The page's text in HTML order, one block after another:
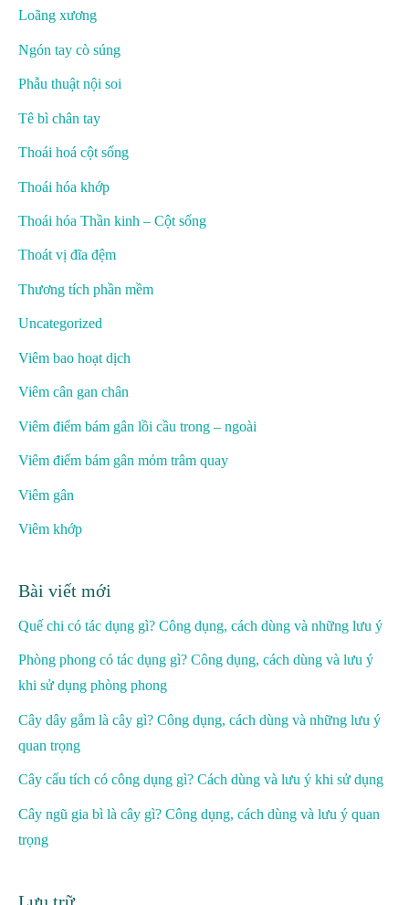
Loãng xương
Ngón tay cò súng
Phẫu thuật nội soi
Tê bì chân tay
Thoái hoá cột sống
Thoái hóa khớp
Thoái hóa Thần kinh – Cột sống
Thoát vị đĩa đệm
Thương tích phần mềm
Uncategorized
Viêm bao hoạt dịch
Viêm cân gan chân
Viêm điểm bám gân lồi cầu trong – ngoài
Viêm điểm bám gân mỏm trâm quay
Viêm gân
Viêm khớp
Bài viết mới
Quế chi có tác dụng gì? Công dụng, cách dùng và những lưu ý
Phòng phong có tác dụng gì? Công dụng, cách dùng và lưu ý
khi sử dụng phòng phong
Cây dây gắm là cây gì? Công dụng, cách dùng và những lưu ý
quan trọng
Cây cẩu tích có công dụng gì? Cách dùng và lưu ý khi sử dụng
Cây ngũ gia bì là cây gì? Công dụng, cách dùng và lưu ý quan
trọng